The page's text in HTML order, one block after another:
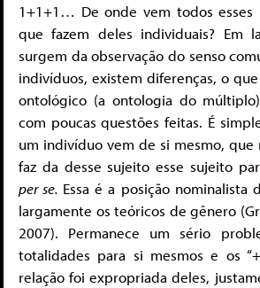
1+1+1… De onde vem todos esses
que fazem deles individuais? Em
surgem da observação do senso
indivíduos, existem diferenças, o
ontológico (a ontologia do
com poucas questões feitas. É
um indivíduo vem de si mesmo, que
faz da desse sujeito esse sujeito
per se. Essa é a posição nominalista
largamente os teóricos de gênero
2007). Permanece um sério
totalidades para si mesmos e os
relação foi expropriada deles,